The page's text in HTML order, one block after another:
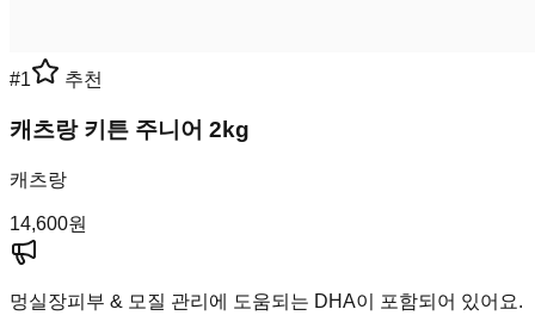
#1 추천
캐츠랑 키튼 주니어 2kg
캐츠랑
14,600원
멍실장피부 & 모질 관리에 도움되는 DHA이 포함되어 있어요.